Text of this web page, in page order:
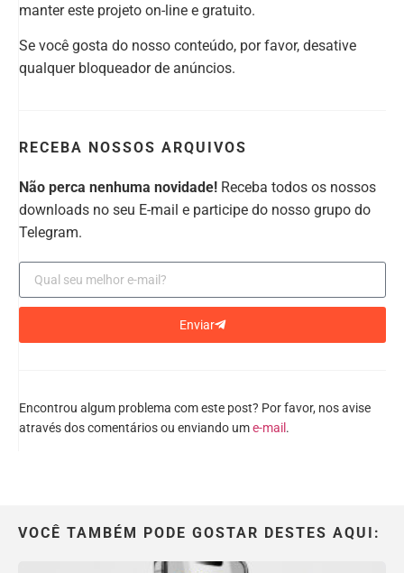
manter este projeto on-line e gratuito.
Se você gosta do nosso conteúdo, por favor, desative
qualquer bloqueador de anúncios.
RECEBA NOSSOS ARQUIVOS
Não perca nenhuma novidade! Receba todos os nossos
downloads no seu E-mail e participe do nosso grupo do
Telegram.
Enviar
Encontrou algum problema com este post? Por favor, nos avise
através dos comentários ou enviando ume-mail .
VOCÊ TAMBÉM PODE GOSTAR DESTES AQUI: